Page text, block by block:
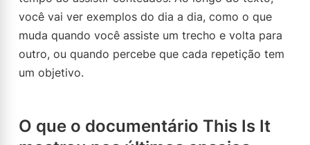
você vai ver exemplos do dia a dia, como o que
muda quando você assiste um trecho e volta para
outro, ou quando percebe que cada repetição tem
um objetivo.
O que o documentário This Is It